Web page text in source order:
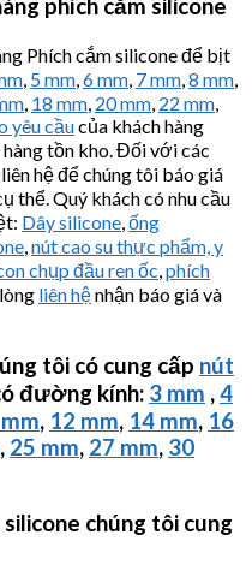
phích cắm silicone
Phích cắm silicone để bịt
5 mm 6 mm 7 mm 8 mm
18 mm 20 mm 22 mm
yêu cầucủa khách hàng
tồn kho. Đối với các
hệ để chúng tôi báo giá
thể. Quý khách có nhu cầu
Dây silicone ống
nút cao su thực phẩm, y
chụp đầu ren ốc phích
lòng liên hệnhận báo giá và
tôi có cung cấp nút
đường kính: 3 mm ,4
, 12 mm, 14 mm, 16
, 25 mm, 27 mm, 30
chúng tôi cung